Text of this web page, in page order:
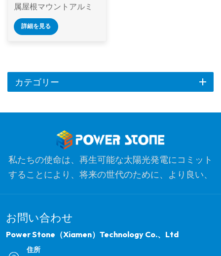
属屋根マウントアルミ
ニウムソーラーミニレ
ール 住宅屋上、商業ビ
しています。さまざま
な屋根の種類とソーラ
換性により、あらゆる
の選択肢になります。
詳細を見る
カテゴリー
私たちの使命は、再生可能な太陽光発電にコミット
することにより、将来の世代のために、より良い、
り、品質、プロフェッショナリズム、イノベーショ
ンのための最も信頼できるグローバルパートナーに
お問い合わせ
Power Stone（Xiamen）Technology Co.、Ltd
住所